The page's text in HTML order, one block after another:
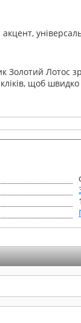
Золотий Лотос
щоб